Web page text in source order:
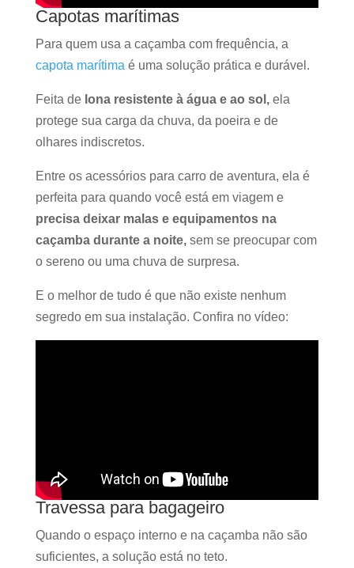
Capotas marítimas
Para quem usa a caçamba com frequência, a
capota marítima é uma solução prática e durável.
Feita delona resistente à água e ao sol, ela
protege sua carga da chuva, da poeira e de
olhares indiscretos.
Entre os acessórios para carro de aventura, ela é
perfeita para quando você está em viagem e
precisa deixar malas e equipamentos na
caçamba durante a noite, sem se preocupar com
o sereno ou uma chuva de surpresa.
E o melhor de tudo é que não existe nenhum
segredo em sua instalação. Confira no vídeo:
Travessa para bagageiro
Quando o espaço interno e na caçamba não são
suficientes, a solução está no teto.